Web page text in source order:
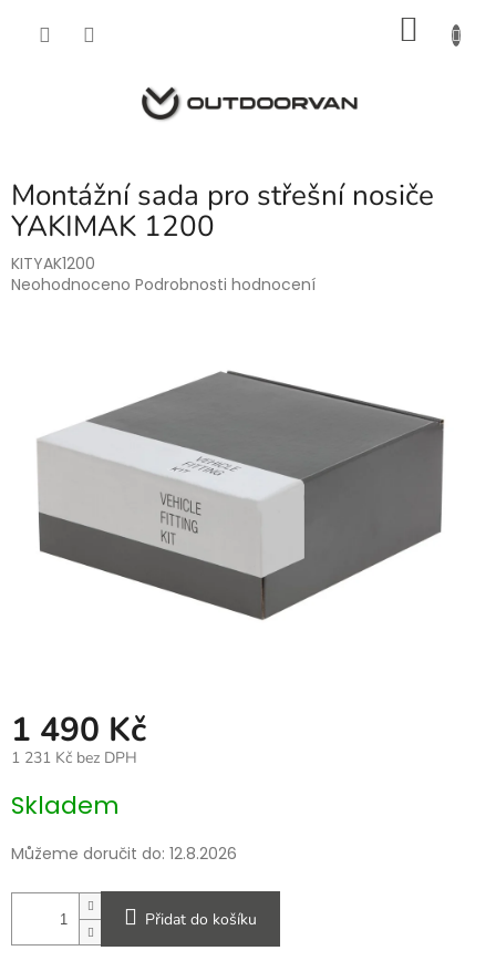
Montážní sada pro střešní nosiče
YAKIMAK 1200
KITYAK1200
Průměrné
hvězdiček.
Neohodnoceno Podrobnosti hodnocení
1 490 Kč
1 231 Kč bez DPH
cena:
Skladem
Můžeme doručit do: 12.8.2026
Přidat do košíku